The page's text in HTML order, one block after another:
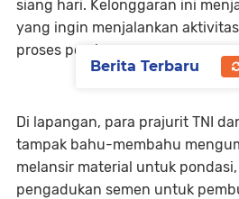
siang hari. Kelonggaran ini
yang ingin menjalankan
proses pembangunan.
Di lapangan, para prajurit TNI
tampak bahu-membahu
melansir material untuk
pengadukan semen untuk
Berita Terbaru